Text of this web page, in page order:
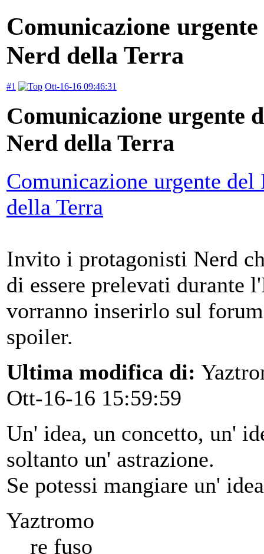
Comunicazione
Nerd della Terra
#1 Ott-16-16 09:46:31
Comunicazione urgente
Nerd della Terra
Comunicazione urgente
della Terra
Invito i protagonisti Nerd
di essere prelevati durante
vorranno inserirlo sul
spoiler.
Ultima modifica di:
Ott-16-16 15:59:59
Un' idea, un concetto, un'
soltanto un' astrazione.
Se potessi mangiare un'
Yaztromo
re fuso